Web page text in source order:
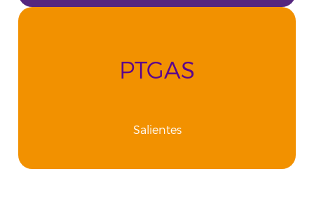
PTGAS
Salientes